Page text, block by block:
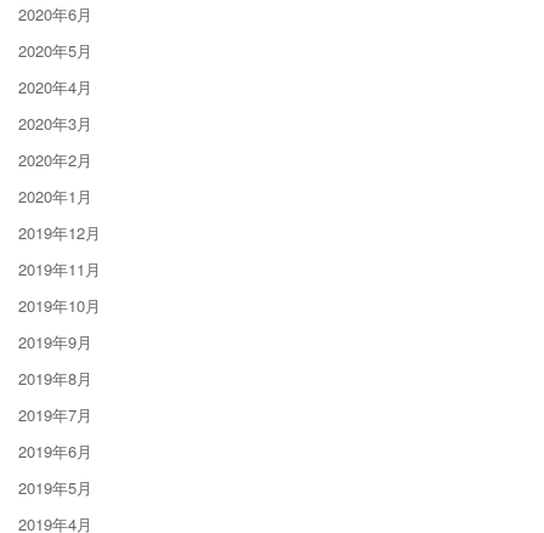
2020年6月
2020年5月
2020年4月
2020年3月
2020年2月
2020年1月
2019年12月
2019年11月
2019年10月
2019年9月
2019年8月
2019年7月
2019年6月
2019年5月
2019年4月